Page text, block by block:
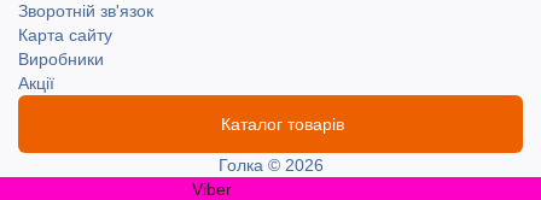
Зворотній зв'язок
Карта сайту
Виробники
Акції
Каталог товарів
Голка © 2026
Viber